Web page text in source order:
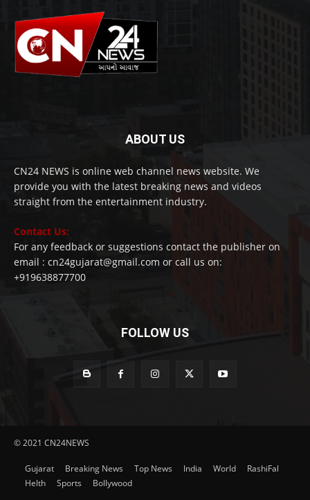
ABOUT US
CN24 NEWS is online web channel news website. We
provide you with the latest breaking news and videos
straight from the entertainment industry.
Contact Us:
For any feedback or suggestions contact the publisher on
email : cn24gujarat@gmail.com or call us on:
+919638877700
FOLLOW US
© 2021 CN24NEWS
Gujarat Breaking News Top News India World
RashiFal
Helth
Sports Bollywood